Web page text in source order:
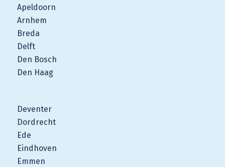
Apeldoorn
Arnhem
Breda
Delft
Den Bosch
Den Haag
Deventer
Dordrecht
Ede
Eindhoven
Emmen